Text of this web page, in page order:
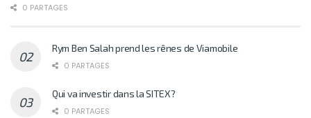
0 PARTAGES
Rym Ben Salah prend les rênes de Viamobile
0 PARTAGES
Qui va investir dans la SITEX?
0 PARTAGES